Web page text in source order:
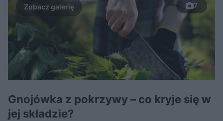
7
Gnojówka z pokrzywy – co kryje się w
jej składzie?